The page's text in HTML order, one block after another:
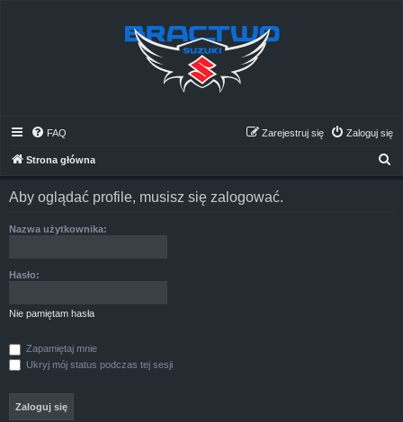
FAQ Zaloguj się
Zarejestruj się
Strona główna
Aby oglądać profile, musisz się zalogować.
Nazwa użytkownika:
Hasło:
Nie pamiętam hasła
Zapamiętaj mnie
Ukryj mój status podczas tej sesji